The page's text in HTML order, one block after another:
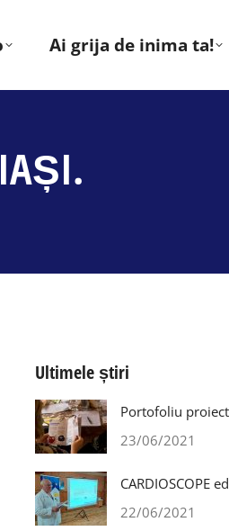
Ai grija de inima ta!
IAȘI.
Ultimele știri
Portofoliu proiect
23/06/2021
CARDIOSCOPE
22/06/2021